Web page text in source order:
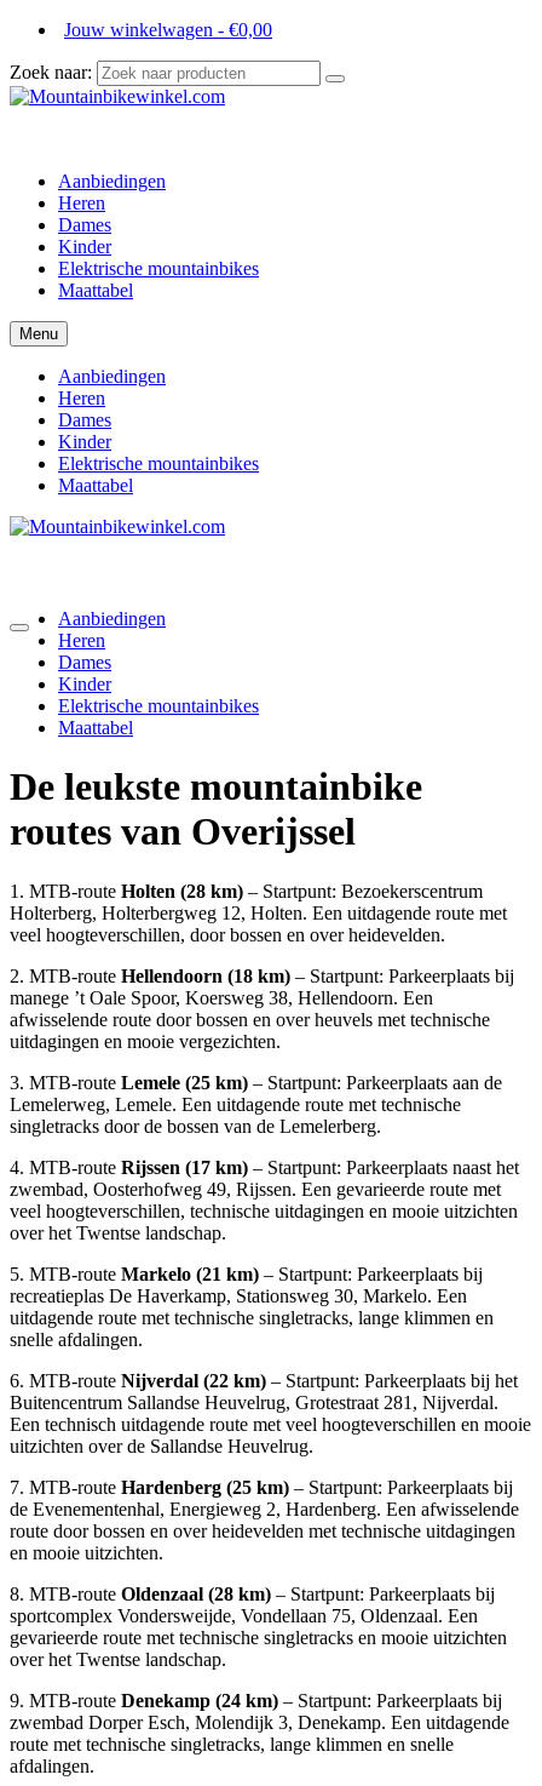
Jouw winkelwagen - €0,00
Zoek naar:
Aanbiedingen
Heren
Dames
Kinder
Elektrische mountainbikes
Maattabel
Menu
Aanbiedingen
Heren
Dames
Kinder
Elektrische mountainbikes
Maattabel
Aanbiedingen
Heren
Dames
Kinder
Elektrische mountainbikes
Maattabel
De leukste mountainbike
routes van Overijssel
1. MTB-route Holten (28 km) – Startpunt: Bezoekerscentrum
Holterberg, Holterbergweg 12, Holten. Een uitdagende route met
veel hoogteverschillen, door bossen en over heidevelden.
2. MTB-route Hellendoorn (18 km) – Startpunt: Parkeerplaats bij
manege ’t Oale Spoor, Koersweg 38, Hellendoorn. Een
afwisselende route door bossen en over heuvels met technische
uitdagingen en mooie vergezichten.
3. MTB-route Lemele (25 km) – Startpunt: Parkeerplaats aan de
Lemelerweg, Lemele. Een uitdagende route met technische
singletracks door de bossen van de Lemelerberg.
4. MTB-route Rijssen (17 km) – Startpunt: Parkeerplaats naast het
zwembad, Oosterhofweg 49, Rijssen. Een gevarieerde route met
veel hoogteverschillen, technische uitdagingen en mooie uitzichten
over het Twentse landschap.
5. MTB-route Markelo (21 km) – Startpunt: Parkeerplaats bij
recreatieplas De Haverkamp, Stationsweg 30, Markelo. Een
uitdagende route met technische singletracks, lange klimmen en
snelle afdalingen.
6. MTB-route Nijverdal (22 km) – Startpunt: Parkeerplaats bij het
Buitencentrum Sallandse Heuvelrug, Grotestraat 281, Nijverdal.
Een technisch uitdagende route met veel hoogteverschillen en mooie
uitzichten over de Sallandse Heuvelrug.
7. MTB-route Hardenberg (25 km) – Startpunt: Parkeerplaats bij
de Evenementenhal, Energieweg 2, Hardenberg. Een afwisselende
route door bossen en over heidevelden met technische uitdagingen
en mooie uitzichten.
8. MTB-route Oldenzaal (28 km) – Startpunt: Parkeerplaats bij
sportcomplex Vondersweijde, Vondellaan 75, Oldenzaal. Een
gevarieerde route met technische singletracks en mooie uitzichten
over het Twentse landschap.
9. MTB-route Denekamp (24 km) – Startpunt: Parkeerplaats bij
zwembad Dorper Esch, Molendijk 3, Denekamp. Een uitdagende
route met technische singletracks, lange klimmen en snelle
afdalingen.